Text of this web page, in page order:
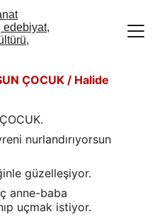
ÇOCUK / Halide
nurlandırıyorsun
güzelleşiyor.
anne-baba
uçmak istiyor.